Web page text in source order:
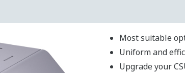
Most suitable
Uniform and
Upgrade your